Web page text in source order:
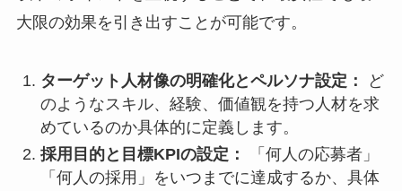
大限の効果を引き出すことが可能です。
ターゲット人材像の明確化とペルソナ設定：
ど
のようなスキル、経験、価値観を持つ人材を求
めているのか具体的に定義します。
採用目的と目標KPIの設定：
「何人の応募者」
「何人の採用」をいつまでに達成するか、具体